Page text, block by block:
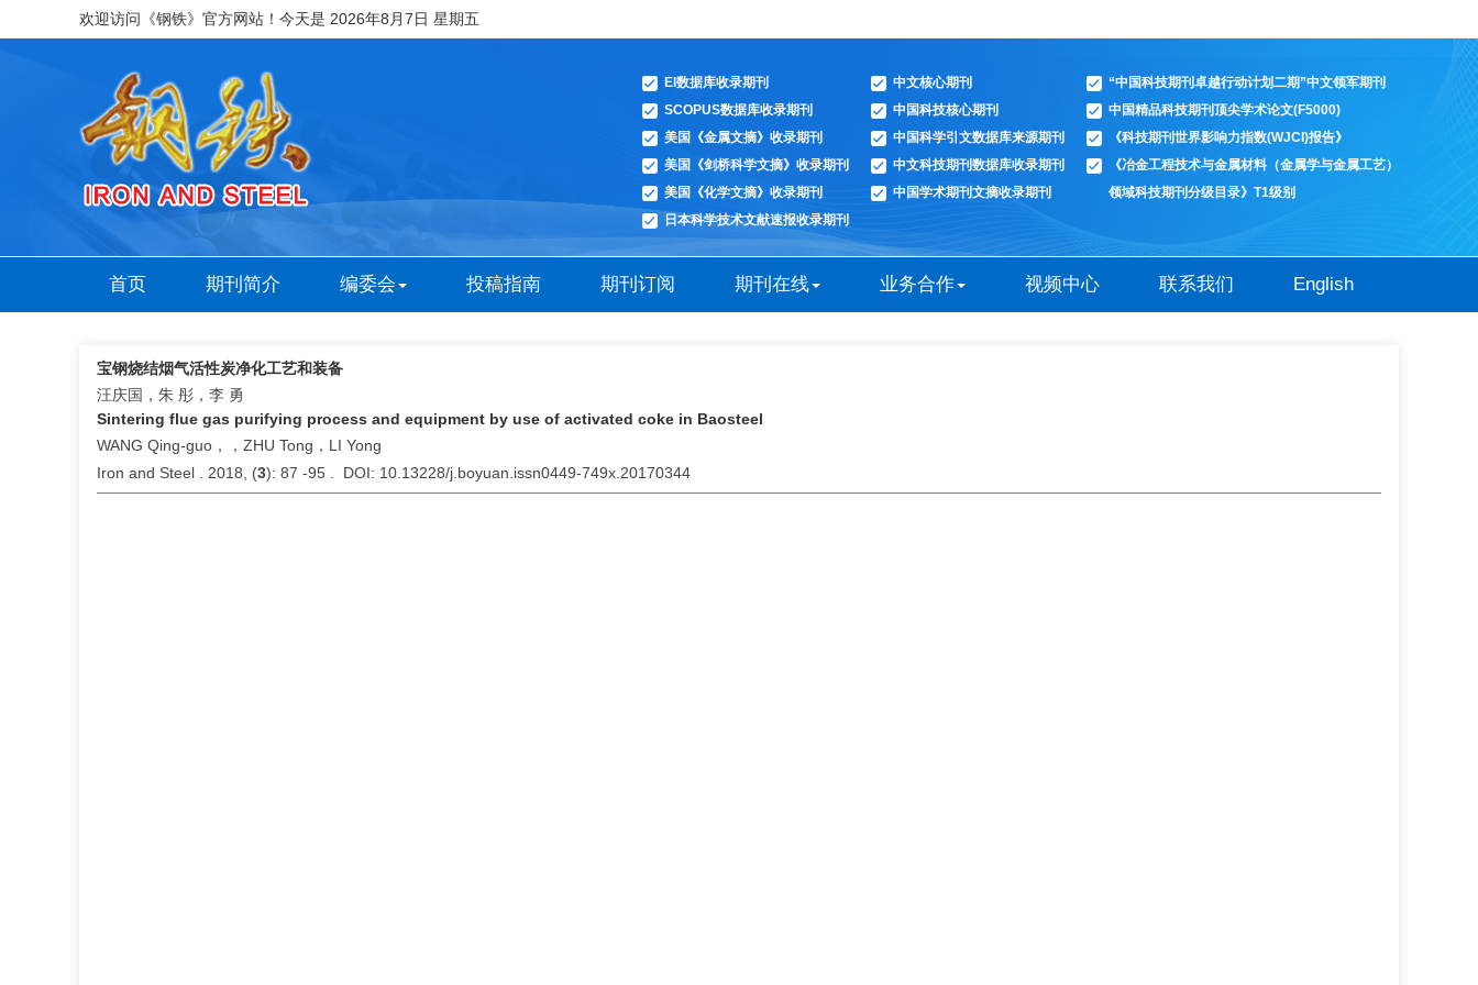
欢迎访问《钢铁》官方网站！今天是 2026年8月7日 星期五
“中国科技期刊卓越行动计划二期”中文领军期刊
中国精品科技期刊顶尖学术论文(F5000)
《科技期刊世界影响力指数(WJCI)报告》
《冶金工程技术与金属材料（金属学与金属工艺）
领域科技期刊分级目录》T1级别
中文核心期刊
中国科技核心期刊
中国科学引文数据库来源期刊
中文科技期刊数据库收录期刊
中国学术期刊文摘收录期刊
EI数据库收录期刊
SCOPUS数据库收录期刊
美国《金属文摘》收录期刊
美国《剑桥科学文摘》收录期刊
美国《化学文摘》收录期刊
日本科学技术文献速报收录期刊
首页 期刊简介 编委会 投稿指南 期刊订阅 期刊在线 业务合作 视频中心 联系我们 English
宝钢烧结烟气活性炭净化工艺和装备
汪庆国，朱 彤，李 勇
Sintering flue gas purifying process and equipment by use of activated coke in Baosteel
WANG Qing-guo，，ZHU Tong，LI Yong
Iron and Steel . 2018, (3): 87 -95 . DOI: 10.13228/j.boyuan.issn0449-749x.20170344